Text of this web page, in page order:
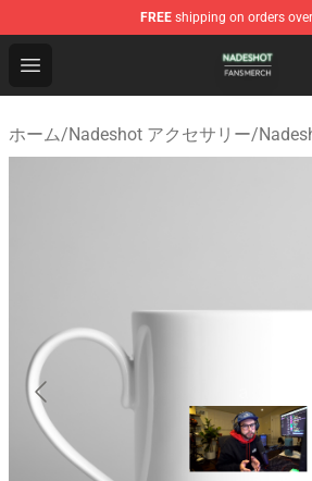
FREE shipping on orders
Open menu
Nadeshot Shop - Official
ホーム/Nadeshot アクセサリー/